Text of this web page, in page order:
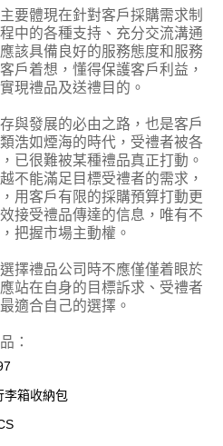
體現在針對客戶採購需求制
中的各種支持、充分交流溝通
該具備良好的服務態度和服務
戶着想，懂得保護客戶利益，
現禮品及送禮目的。
發展的必由之路，也是客戶
浩如煙海的時代，受禮者被各
已很難被某種禮品真正打動。
不能滿足目標受禮者的需求，
用客戶有限的採購預算打動更
接受禮品傳達的信息，唯有不
把握市場主動權。
禮品公司時不應僅僅着眼於
站在自身的目標訴求、受禮者
適合自己的選擇。
：
李箱收納包